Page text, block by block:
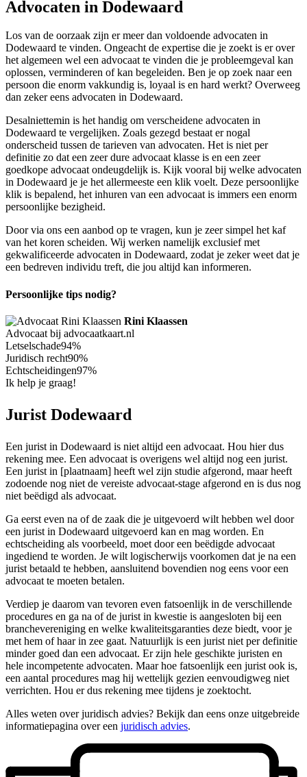
Advocaten in Dodewaard
Los van de oorzaak zijn er meer dan voldoende advocaten in
Dodewaard te vinden. Ongeacht de expertise die je zoekt is er over
het algemeen wel een advocaat te vinden die je probleemgeval kan
oplossen, verminderen of kan begeleiden. Ben je op zoek naar een
persoon die enorm vakkundig is, loyaal is en hard werkt? Overweeg
dan zeker eens advocaten in Dodewaard.
Desalniettemin is het handig om verscheidene advocaten in
Dodewaard te vergelijken. Zoals gezegd bestaat er nogal
onderscheid tussen de tarieven van advocaten. Het is niet per
definitie zo dat een zeer dure advocaat klasse is en een zeer
goedkope advocaat ondeugdelijk is. Kijk vooral bij welke advocaten
in Dodewaard je je het allermeeste een klik voelt. Deze persoonlijke
klik is bepalend, het inhuren van een advocaat is immers een enorm
persoonlijke bezigheid.
Door via ons een aanbod op te vragen, kun je zeer simpel het kaf
van het koren scheiden. Wij werken namelijk exclusief met
gekwalificeerde advocaten in Dodewaard, zodat je zeker weet dat je
een bedreven individu treft, die jou altijd kan informeren.
Persoonlijke tips nodig?
Rini Klaassen
Advocaat bij advocaatkaart.nl
Letselschade94%
Juridisch recht90%
Echtscheidingen97%
Ik help je graag!
Jurist Dodewaard
Een jurist in Dodewaard is niet altijd een advocaat. Hou hier dus
rekening mee. Een advocaat is overigens wel altijd nog een jurist.
Een jurist in [plaatnaam] heeft wel zijn studie afgerond, maar heeft
zodoende nog niet de vereiste advocaat-stage afgerond en is dus nog
niet beëdigd als advocaat.
Ga eerst even na of de zaak die je uitgevoerd wilt hebben wel door
een jurist in Dodewaard uitgevoerd kan en mag worden. En
echtscheiding als voorbeeld, moet door een beëdigde advocaat
ingediend te worden. Je wilt logischerwijs voorkomen dat je na een
jurist betaald te hebben, aansluitend bovendien nog eens voor een
advocaat te moeten betalen.
Verdiep je daarom van tevoren even fatsoenlijk in de verschillende
procedures en ga na of de jurist in kwestie is aangesloten bij een
branchevereniging en welke kwaliteitsgaranties deze biedt, voor je
met hem of haar in zee gaat. Natuurlijk is een jurist niet per definitie
minder goed dan een advocaat. Er zijn hele geschikte juristen en
hele incompetente advocaten. Maar hoe fatsoenlijk een jurist ook is,
een aantal procedures mag hij wettelijk gezien eenvoudigweg niet
verrichten. Hou er dus rekening mee tijdens je zoektocht.
Alles weten over juridisch advies? Bekijk dan eens onze uitgebreide
informatiepagina over een juridisch advies.